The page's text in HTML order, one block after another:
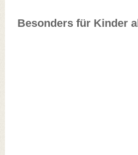
Besonders für Kinder